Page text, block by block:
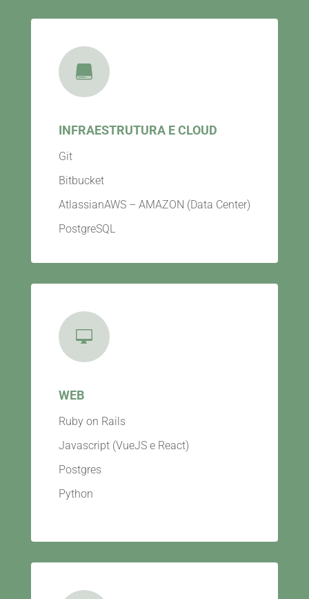

INFRAESTRUTURA E CLOUD
Git
Bitbucket
AtlassianAWS – AMAZON (Data Center)
PostgreSQL

WEB
Ruby on Rails
Javascript (VueJS e React)
Postgres
Python